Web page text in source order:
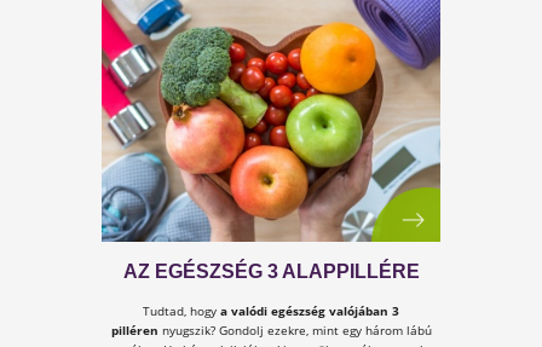
EZ EGY ÉLETÉRZÉS!
Mit éreznek ügyfeleink a Testszerviz program